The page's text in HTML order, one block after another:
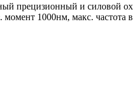
прецизионный и силовой
1000нм, макс.